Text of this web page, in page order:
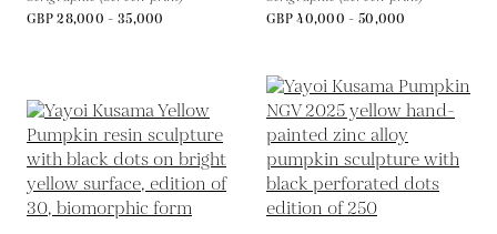
GBP 28,000 - 35,000
GBP 40,000 - 50,000